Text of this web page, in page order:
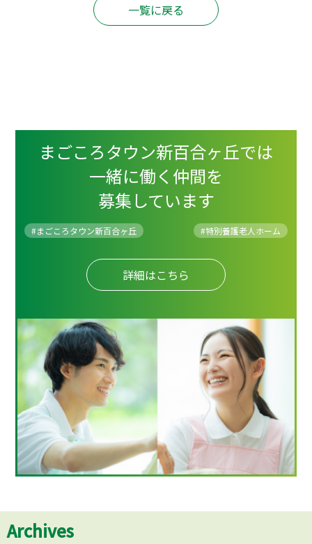
一覧に戻る
まごころタウン新百合ヶ丘では
一緒に働く仲間を
募集しています
#まごころタウン新百合ヶ丘 #特別養護老人ホーム
詳細はこちら
Archives